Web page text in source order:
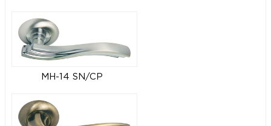
MH-14 SN/CP